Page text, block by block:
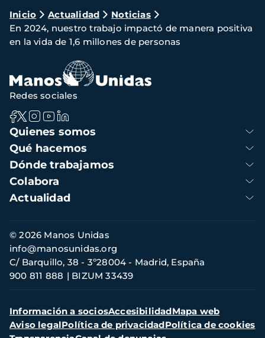
Ruta
de
navegación
Inicio Actualidad
Noticias
En 2024, nuestro trabajo impactó de manera positiva
en la vida de 1,6 millones de personas
Navegación
principal
Quienes somos
Qué hacemos
Dónde trabajamos
Colabora
Actualidad
Redes sociales
Información
de
contacto
© 2026 Manos Unidas
C/ Barquillo, 38 - 3º28004 - Madrid, España
900 811 888
BIZUM 33439
info@manosunidas.org
Menú
secundario
Información a sociosAccesibilidadMapa web
Aviso legalPolítica de privacidadPolítica de cookies